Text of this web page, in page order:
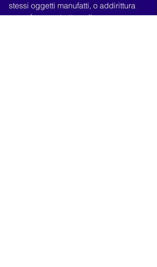
stessi oggetti manufatti, o addirittura
verso forme astratte e di pura